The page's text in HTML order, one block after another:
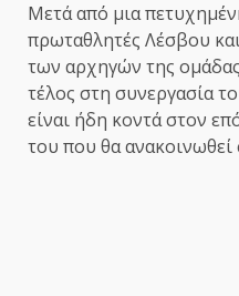
Μετά από μια
πρωταθλητές Λέσβου
των αρχηγών της
τέλος στη συνεργασία
είναι ήδη κοντά στον
του που θα ανακοινωθεί